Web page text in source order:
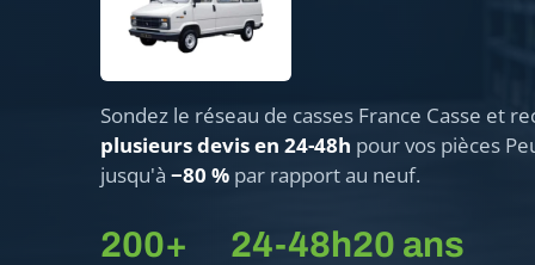
Sondez le réseau de casses France Casse et
plusieurs devis en 24-48h pour vos pièces
jusqu'à −80 % par rapport au neuf.
200+ 24-48h20 ans